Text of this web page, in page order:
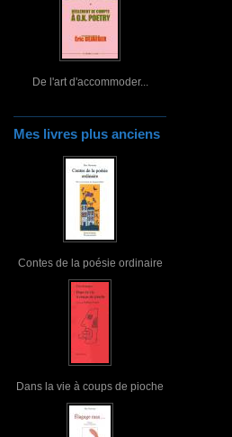
De l'art d'accommoder...
Mes livres plus anciens
Contes de la poésie ordinaire
Dans la vie à coups de pioche